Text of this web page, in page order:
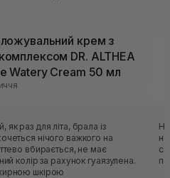
крем з
DR. ALTHEA
Watery Cream 50 мл
раз для літа, брала із
нічого важкого на
вбирається, не має
колір за рахунок гуаязулена.
шкірою